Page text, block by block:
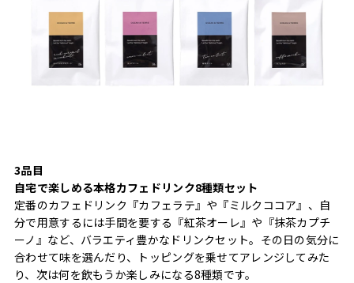
3品目
自宅で楽しめる本格カフェドリンク8種類セット
定番のカフェドリンク『カフェラテ』や『ミルクココア』、自
分で用意するには手間を要する『紅茶オーレ』や『抹茶カプチ
ーノ』など、バラエティ豊かなドリンクセット。その日の気分に
合わせて味を選んだり、トッピングを乗せてアレンジしてみた
り、次は何を飲もうか楽しみになる8種類です。